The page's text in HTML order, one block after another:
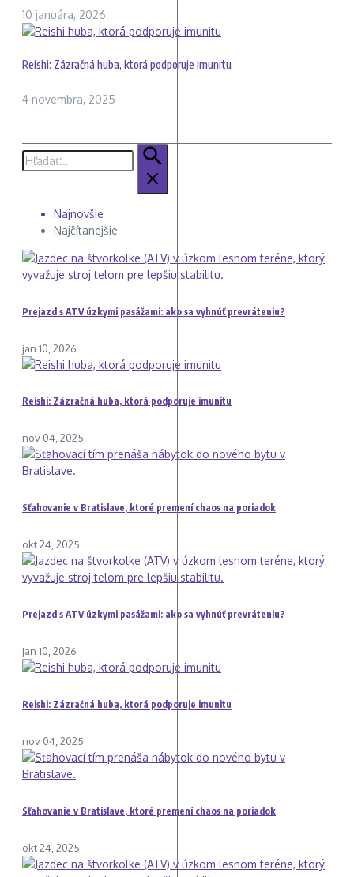
10 januára, 2026
Reishi: Zázračná huba, ktorá podporuje imunitu
4 novembra, 2025
Hľadať:
Najnovšie
Najčítanejšie
Prejazd s ATV úzkymi pasážami: ako sa vyhnúť prevráteniu?
jan 10, 2026
Reishi: Zázračná huba, ktorá podporuje imunitu
nov 04, 2025
Sťahovanie v Bratislave, ktoré premení chaos na poriadok
okt 24, 2025
Prejazd s ATV úzkymi pasážami: ako sa vyhnúť prevráteniu?
jan 10, 2026
Reishi: Zázračná huba, ktorá podporuje imunitu
nov 04, 2025
Sťahovanie v Bratislave, ktoré premení chaos na poriadok
okt 24, 2025